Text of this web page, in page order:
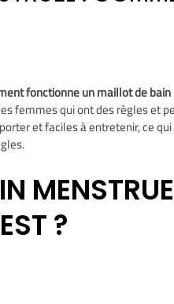
fonctionne un maillot de
femmes qui ont des règles et
et faciles à entretenir, ce
?